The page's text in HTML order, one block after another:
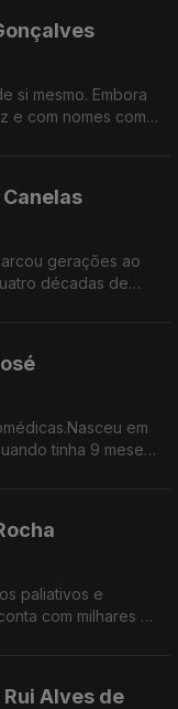
si mesmo. Embora
gerações ao
décadas de
em
tinha 9 meses.
paliativos e
com milhares de
Alves de